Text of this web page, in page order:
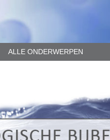
ALLE ONDERWERPEN